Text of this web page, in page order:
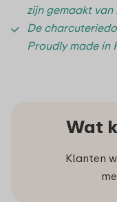
zijn gemaakt van
De
Proudly made in
Wat
Klanten